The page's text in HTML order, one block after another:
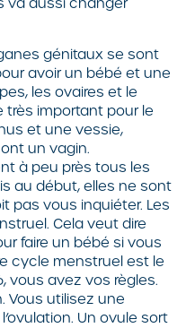
génitaux se sont
avoir un bébé et une
les ovaires et le
très important pour le
et une vessie,
un vagin.
à peu près tous les
au début, elles ne sont
pas vous inquiéter. Les
Cela veut dire
faire un bébé si vous
cycle menstruel est le
vous avez vos règles.
Vous utilisez une
Un ovule sort